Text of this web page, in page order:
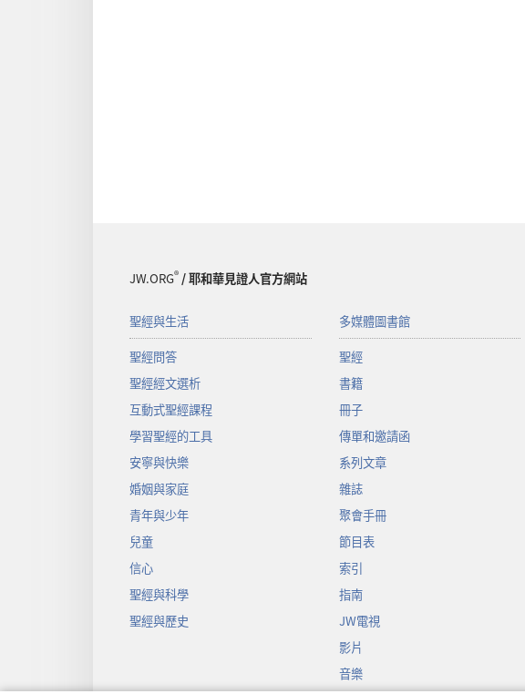
JW.ORG®/ 耶和華見證人官方網站
聖經與生活
聖經問答
聖經經文選析
互動式聖經課程
學習聖經的工具
安寧與快樂
婚姻與家庭
青年與少年
兒童
信心
聖經與科學
聖經與歷史
多媒體圖書館
聖經
書籍
冊子
傳單和邀請函
系列文章
雜誌
聚會手冊
節目表
索引
指南
JW電視
影片
音樂